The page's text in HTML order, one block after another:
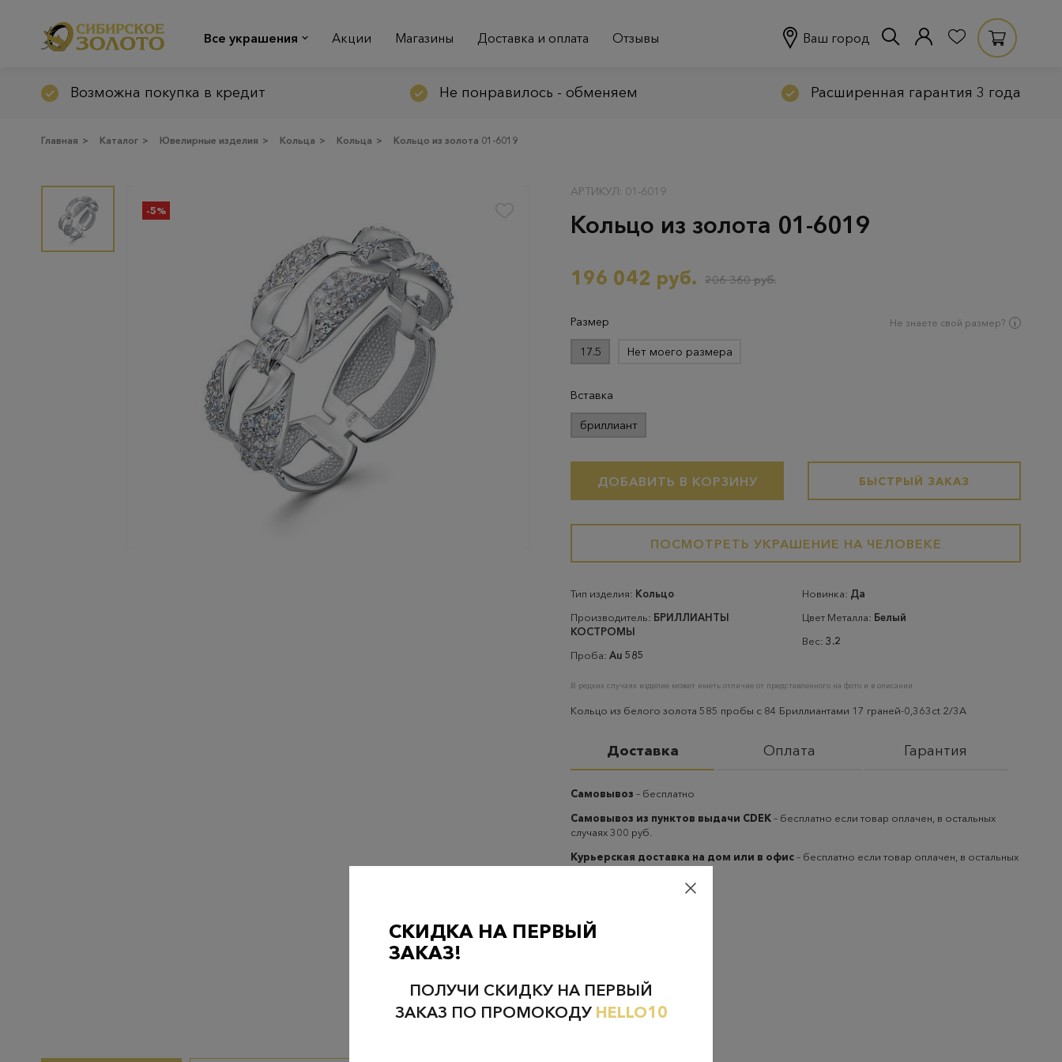
Все украшения Акции Магазины Доставка и оплата Отзывы Ваш город
Возможна покупка в кредит Не понравилось - обменяем Расширенная гарантия 3 года
Главная > Каталог > Ювелирные изделия > Кольца > Кольца > Кольцо из золота 01-6019
-5%
АРТИКУЛ: 01-6019
Кольцо из золота 01-6019
196 042 руб. 206 360 руб.
Размер Не знаете свой размер?
17.5 Нет моего размера
Вставка
бриллиант
ДОБАВИТЬ В КОРЗИНУ БЫСТРЫЙ ЗАКАЗ
ПОСМОТРЕТЬ УКРАШЕНИЕ НА ЧЕЛОВЕКЕ
Тип изделия: Кольцо
Производитель: БРИЛЛИАНТЫ
КОСТРОМЫ
Проба: Au 585
Новинка: Да
Цвет Металла: Белый
Вес: 3.2
В редких случаях изделие может иметь отличие от представленного на фото и в описании
Кольцо из белого золота 585 пробы с 84 Бриллиантами 17 граней-0,363ct 2/3А
Доставка Оплата Гарантия
Самовывоз – бесплатно
Самовывоз из пунктов выдачи CDEK– бесплатно если товар оплачен, в остальных
случаях 300 руб.
Курьерская доставка на дом или в офис– бесплатно если товар оплачен, в остальных
случаях 300 руб.
Проверьте наличие в магазинах
СКИДКА НА ПЕРВЫЙ
ЗАКАЗ!
ПОЛУЧИ СКИДКУ НА ПЕРВЫЙ
ЗАКАЗ ПО ПРОМОКОДУ HELLO10